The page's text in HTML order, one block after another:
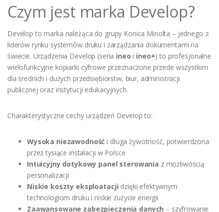
Czym jest marka Develop?
Develop to marka należąca do grupy Konica Minolta – jednego z
liderów rynku systemów druku i zarządzania dokumentami na
świecie. Urządzenia Develop (seria ineo i ineo+) to profesjonalne
wielofunkcyjne kopiarki cyfrowe przeznaczone przede wszystkim
dla średnich i dużych przedsiębiorstw, biur, administracji
publicznej oraz instytucji edukacyjnych.
Charakterystyczne cechy urządzeń Develop to:
Wysoka niezawodność i długa żywotność, potwierdzona
przez tysiące instalacji w Polsce
Intuicyjny dotykowy panel sterowania z możliwością
personalizacji
Niskie koszty eksploatacji dzięki efektywnym
technologiom druku i niskie zużycie energii
Zaawansowane zabezpieczenia danych – szyfrowanie